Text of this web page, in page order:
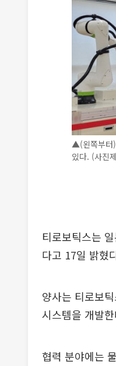
▲(왼쪽부터)
있다. (사진
티로보틱스는
다고 17일 밝혔
양사는 티로보
시스템을 개발
협력 분야에는